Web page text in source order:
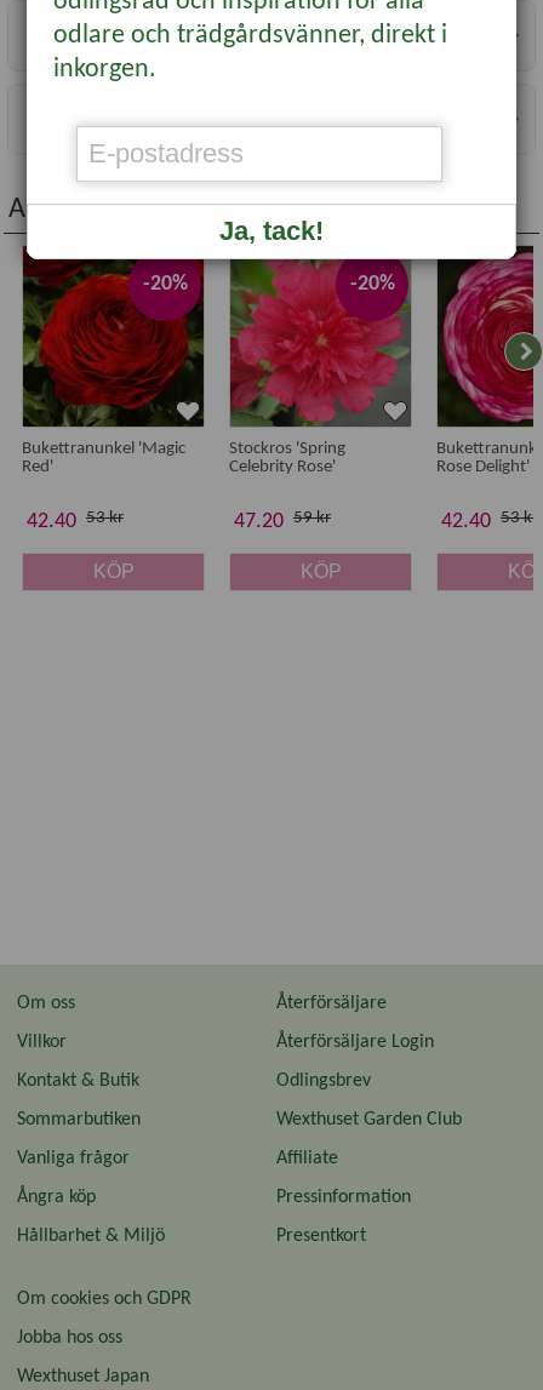
Specifikationer
Information
Andra köpte även...
-20%
Bukettranunkel 'Magic
Red'
42.40 53 kr
KÖP
-20%
Stockros 'Spring
Celebrity Rose'
47.20 59 kr
KÖP
Rose Delight'
42.40 53 kr
Om oss
Villkor
Kontakt & Butik
Sommarbutiken
Vanliga frågor
Ångra köp
Hållbarhet & Miljö
Återförsäljare
Återförsäljare Login
Odlingsbrev
Wexthuset Garden Club
Affiliate
Pressinformation
Presentkort
Om cookies och GDPR
Jobba hos oss
Wexthuset Japan
odlare och trädgårdsvänner, direkt i
inkorgen.
Ja, tack!